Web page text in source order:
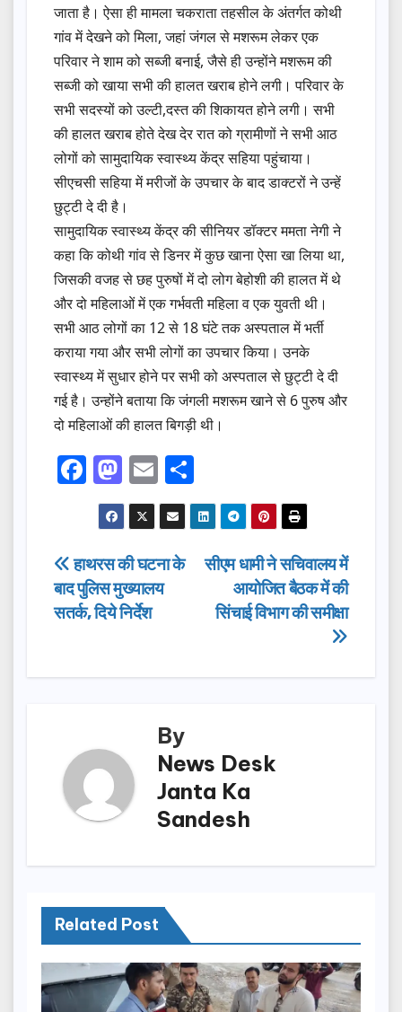
जाता है। ऐसा ही मामला चकराता तहसील के अंतर्गत कोथी
गांव में देखने को मिला, जहां जंगल से मशरूम लेकर एक
परिवार ने शाम को सब्जी बनाई, जैसे ही उन्होंने मशरूम की
सब्जी को खाया सभी की हालत खराब होने लगी। परिवार के
सभी सदस्यों को उल्टी,दस्त की शिकायत होने लगी। सभी
की हालत खराब होते देख देर रात को ग्रामीणों ने सभी आठ
लोगों को सामुदायिक स्वास्थ्य केंद्र सहिया पहुंचाया।
सीएचसी सहिया में मरीजों के उपचार के बाद डाक्टरों ने उन्हें
छुट्टी दे दी है।
सामुदायिक स्वास्थ्य केंद्र की सीनियर डॉक्टर ममता नेगी ने
कहा कि कोथी गांव से डिनर में कुछ खाना ऐसा खा लिया था,
जिसकी वजह से छह पुरुषों में दो लोग बेहोशी की हालत में थे
और दो महिलाओं में एक गर्भवती महिला व एक युवती थी।
सभी आठ लोगों का 12 से 18 घंटे तक अस्पताल में भर्ती
कराया गया और सभी लोगों का उपचार किया। उनके
स्वास्थ्य में सुधार होने पर सभी को अस्पताल से छुट्टी दे दी
गई है। उन्होंने बताया कि जंगली मशरूम खाने से 6 पुरुष और
दो महिलाओं की हालत बिगड़ी थी।
F
a
c
e
b
o
k
M
a
st
o
d
o
E
m
ail
h
ar
e
Post
navigation
सीएम धामी ने सचिवालय में
आयोजित बैठक में की
सिंचाई विभाग की समीक्षा
हाथरस की घटना के
बाद पुलिस मुख्यालय
सतर्क, दिये निर्देश
By
News Desk
Janta Ka
Sandesh
Related Post